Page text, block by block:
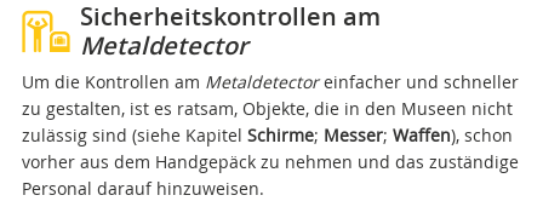
Sicherheitskontrollen am
Metaldetector
Um die Kontrollen am Metaldetectoreinfacher und schneller
zu gestalten, ist es ratsam, Objekte, die in den Museen nicht
zulässig sind (siehe Kapitel Schirme; Messer; Waffen), schon
vorher aus dem Handgepäck zu nehmen und das zuständige
Personal darauf hinzuweisen.